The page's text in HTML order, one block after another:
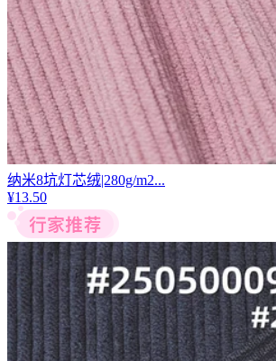
纳米8坑灯芯绒|280g/m2...
¥13.50